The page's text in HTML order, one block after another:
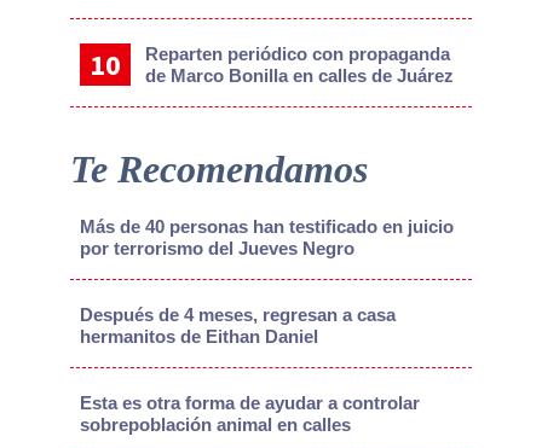
Reparten periódico con propaganda
de Marco Bonilla en calles de Juárez
Te Recomendamos
Más de 40 personas han testificado en juicio
por terrorismo del Jueves Negro
Después de 4 meses, regresan a casa
hermanitos de Eithan Daniel
Esta es otra forma de ayudar a controlar
sobrepoblación animal en calles